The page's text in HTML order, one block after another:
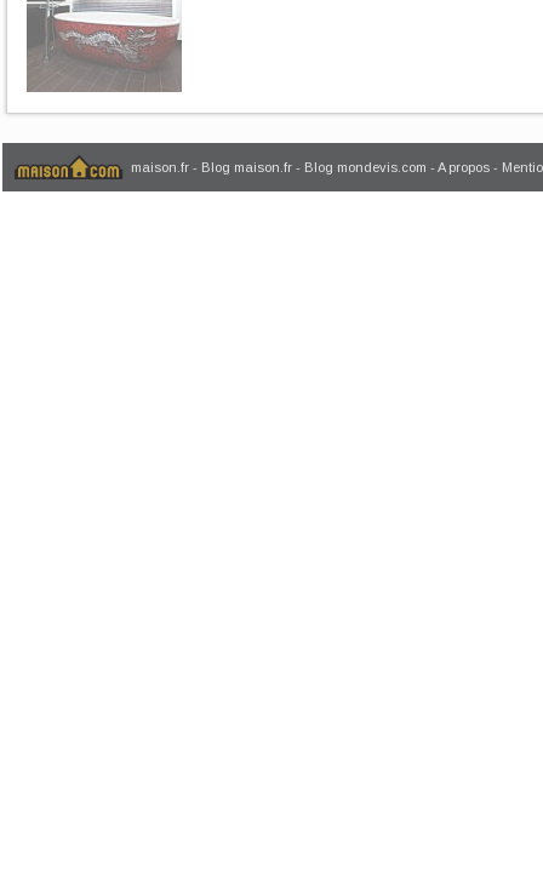
maison.fr - Blog maison.fr - Blog mondevis.com - A propos -